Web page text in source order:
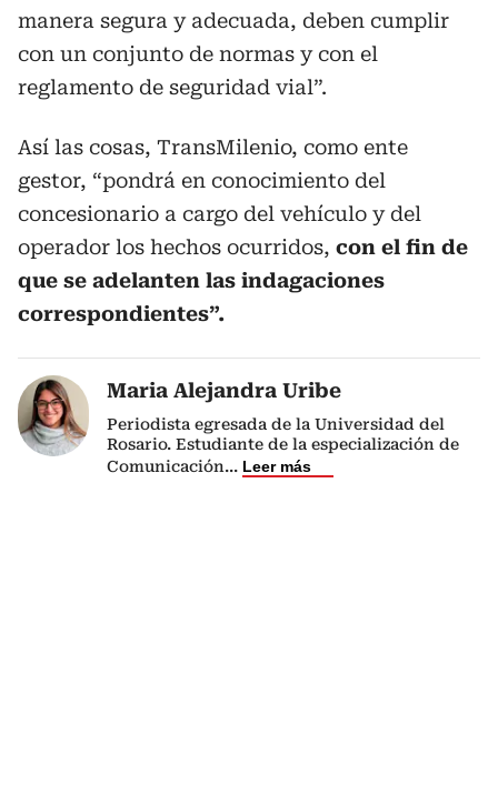
manera segura y adecuada, deben cumplir
con un conjunto de normas y con el
reglamento de seguridad vial”.
Así las cosas, TransMilenio, como ente
gestor, “pondrá en conocimiento del
concesionario a cargo del vehículo y del
operador los hechos ocurridos, con el fin de
que se adelanten las indagaciones
correspondientes”.
Maria Alejandra Uribe
Periodista egresada de la Universidad del
Rosario. Estudiante de la especialización de
Comunicación... Leer más